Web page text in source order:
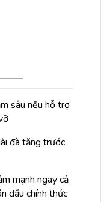
sâu nếu hỗ trợ
đà tăng trước
mạnh ngay cả
dầu chính thức